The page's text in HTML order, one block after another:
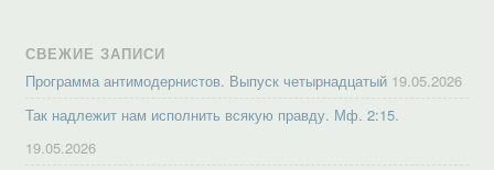
СВЕЖИЕ ЗАПИСИ
Программа антимодернистов. Выпуск четырнадцатый 19.05.2026
Так надлежит нам исполнить всякую правду. Мф. 2:15.
19.05.2026